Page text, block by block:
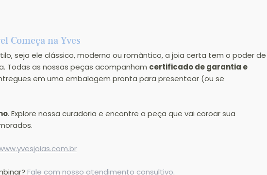
Começa na Yves
seja ele clássico, moderno ou romântico, a joia certa tem o poder de
Todas as nossas peças acompanham certificado de garantia e
em uma embalagem pronta para presentear (ou se
. Explore nossa curadoria e encontre a peça que vai coroar sua
Fale com nosso atendimento consultivo.